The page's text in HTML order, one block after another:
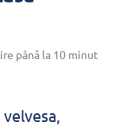
până la 10 minut